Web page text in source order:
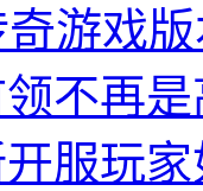
游戏
不再
服玩